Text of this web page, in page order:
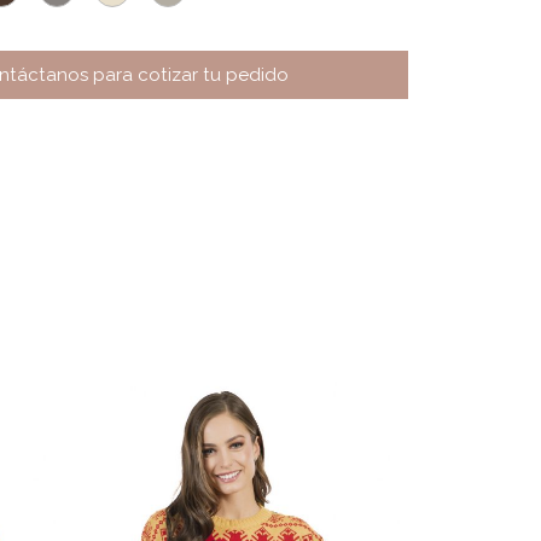
para cotizar tu pedido